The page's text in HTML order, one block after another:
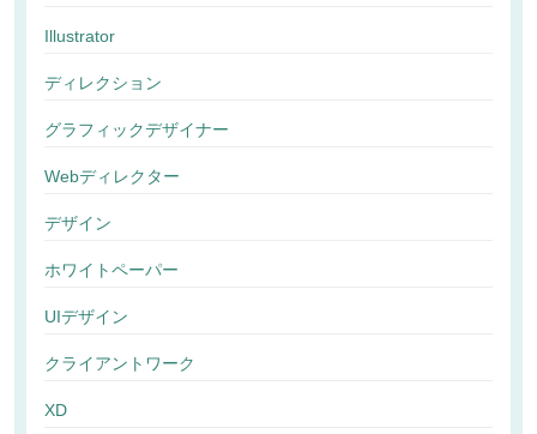
Illustrator
ディレクション
グラフィックデザイナー
Webディレクター
デザイン
ホワイトペーパー
UIデザイン
クライアントワーク
XD